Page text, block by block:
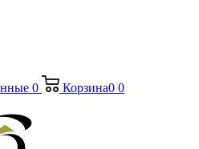
0 Корзина0 0